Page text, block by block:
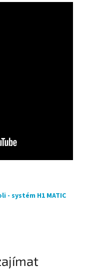
- systém H1 MATIC